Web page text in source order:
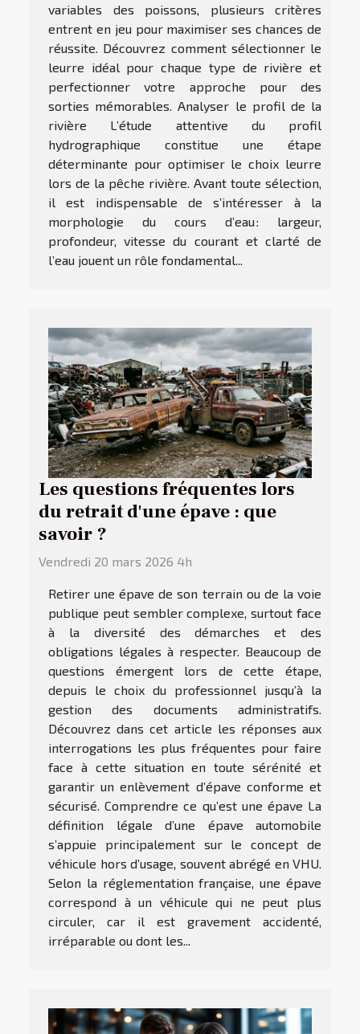
variables des poissons, plusieurs critères
entrent en jeu pour maximiser ses chances de
réussite. Découvrez comment sélectionner le
leurre idéal pour chaque type de rivière et
perfectionner votre approche pour des
sorties mémorables. Analyser le profil de la
rivière L’étude attentive du profil
hydrographique constitue une étape
déterminante pour optimiser le choix leurre
lors de la pêche rivière. Avant toute sélection,
il est indispensable de s’intéresser à la
morphologie du cours d’eau : largeur,
profondeur, vitesse du courant et clarté de
l’eau jouent un rôle fondamental...
Les questions fréquentes lors
du retrait d'une épave : que
savoir ?
Vendredi 20 mars 2026 4h
Retirer une épave de son terrain ou de la voie
publique peut sembler complexe, surtout face
à la diversité des démarches et des
obligations légales à respecter. Beaucoup de
questions émergent lors de cette étape,
depuis le choix du professionnel jusqu’à la
gestion des documents administratifs.
Découvrez dans cet article les réponses aux
interrogations les plus fréquentes pour faire
face à cette situation en toute sérénité et
garantir un enlèvement d’épave conforme et
sécurisé. Comprendre ce qu’est une épave La
définition légale d’une épave automobile
s’appuie principalement sur le concept de
véhicule hors d’usage, souvent abrégé en VHU.
Selon la réglementation française, une épave
correspond à un véhicule qui ne peut plus
circuler, car il est gravement accidenté,
irréparable ou dont les...